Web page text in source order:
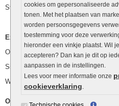
cookies om gepersonaliseerde
tonen. Met het plaatsen van
worden persoonsgegevens
toestemming voor deze
hieronder een vinkje plaatst. Wil
accepteren? Dan kan je dit op
aanpassen in de instellingen.
Lees voor meer informatie onze
cookieverklaring
Stapelstenen
Extra benodigdheden
Ophoogzand
Siergrind en siersplit
Waterafvoer
Overig